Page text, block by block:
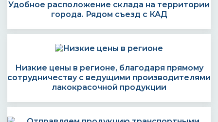
Удобное расположение склада на территории
города. Рядом съезд с КАД
Низкие цены в регионе, благодаря прямому
сотрудничеству с ведущими производителями
лакокрасочной продукции